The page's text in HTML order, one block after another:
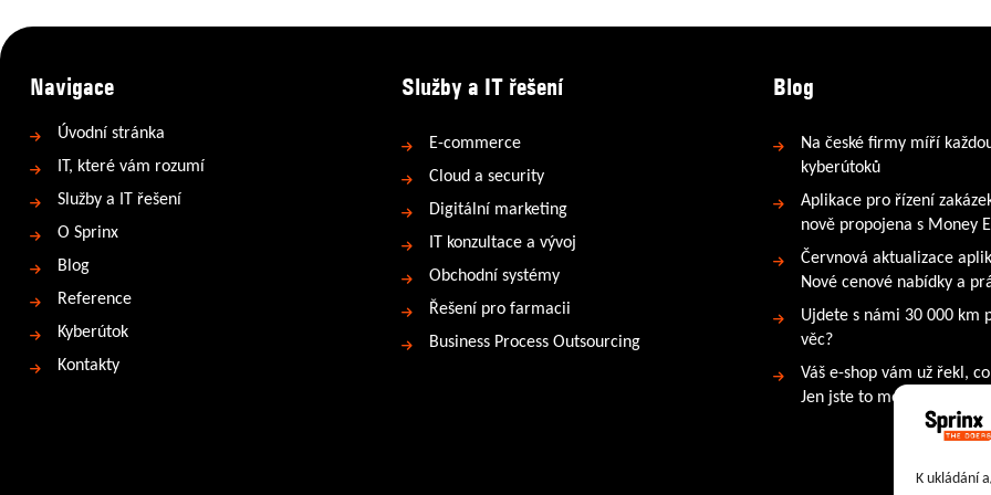
K ukládání
Navigace
Úvodní stránka
IT, které vám rozumí
Služby a IT řešení
O Sprinx
Blog
Reference
Kyberútok
Kontakty
Služby a IT řešení
E-commerce
Cloud a security
Digitální marketing
IT konzultace a vývoj
Obchodní systémy
Řešení pro farmacii
Business Process Outsourcing
Blog
Na české firmy míří
kyberútoků
Aplikace pro řízení
nově propojena s Money
Červnová aktualizace
Nové cenové nabídky a
Ujdete s námi 30 000 km
věc?
Váš e-shop vám už řekl,
Jen jste to možná neslyšeli